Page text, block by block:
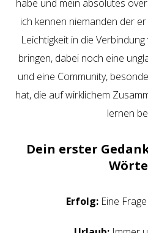
habe und mein absolutes
ich kennen niemanden der
Leichtigkeit in die
bringen, dabei noch eine
und eine Community,
hat, die auf wirklichem
lernen
Dein erster
Erfolg: Eine